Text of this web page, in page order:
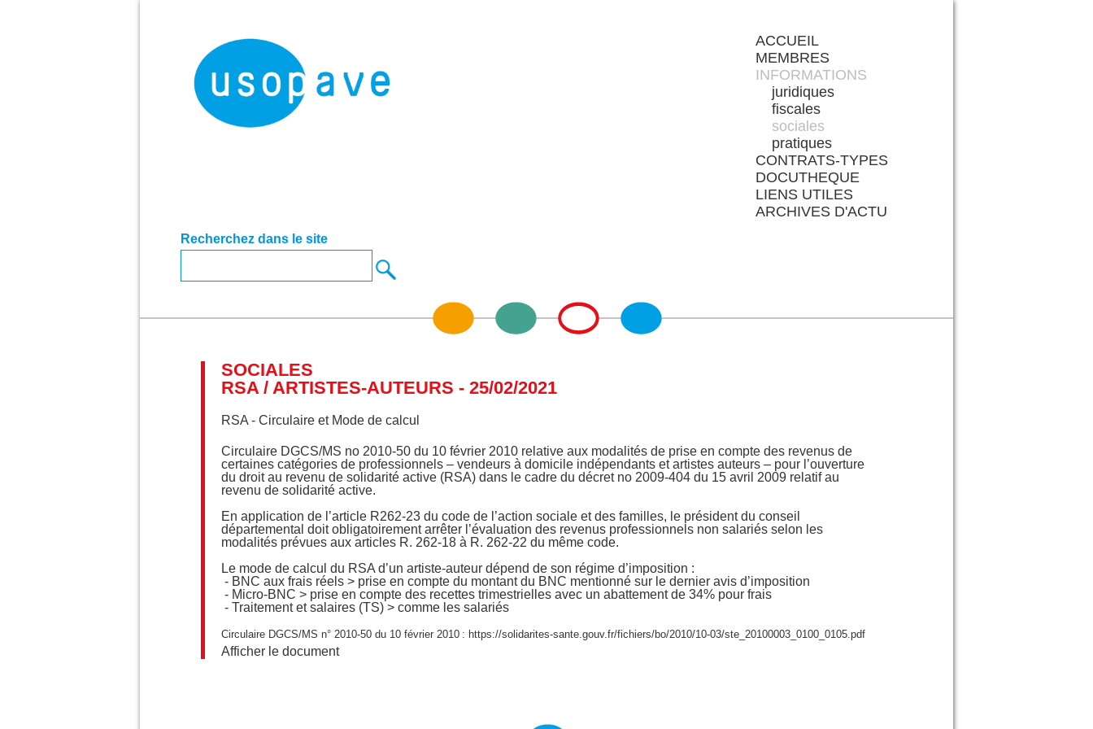
ACCUEIL
MEMBRES
INFORMATIONS
juridiques
fiscales
sociales
pratiques
CONTRATS-TYPES
DOCUTHEQUE
LIENS UTILES
ARCHIVES D'ACTU
Recherchez dans le site
SOCIALES
RSA / ARTISTES-AUTEURS - 25/02/2021
RSA - Circulaire et Mode de calcul
Circulaire DGCS/MS no 2010-50 du 10 février 2010 relative aux modalités de prise en compte des revenus de
certaines catégories de professionnels – vendeurs à domicile indépendants et artistes auteurs – pour l’ouverture
du droit au revenu de solidarité active (RSA) dans le cadre du décret no 2009-404 du 15 avril 2009 relatif au
revenu de solidarité active.
En application de l’article R262-23 du code de l’action sociale et des familles, le président du conseil
départemental doit obligatoirement arrêter l’évaluation des revenus professionnels non salariés selon les
modalités prévues aux articles R. 262-18 à R. 262-22 du même code.
Le mode de calcul du RSA d’un artiste-auteur dépend de son régime d’imposition :
- BNC aux frais réels > prise en compte du montant du BNC mentionné sur le dernier avis d’imposition
- Micro-BNC > prise en compte des recettes trimestrielles avec un abattement de 34% pour frais
- Traitement et salaires (TS) > comme les salariés
Circulaire DGCS/MS n° 2010-50 du 10 février 2010 : https://solidarites-sante.gouv.fr/fichiers/bo/2010/10-03/ste_20100003_0100_0105.pdf
Afficher le document